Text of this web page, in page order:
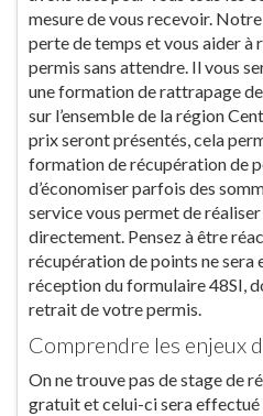
mesure de vous recevoir.
perte de temps et vous aider à
permis sans attendre. Il vous
une formation de rattrapage
sur l’ensemble de la région
prix seront présentés, cela
formation de récupération de
d’économiser parfois des
service vous permet de
directement. Pensez à être
récupération de points ne sera
réception du formulaire 48SI,
retrait de votre permis.
Comprendre les enjeux
On ne trouve pas de stage de
gratuit et celui-ci sera